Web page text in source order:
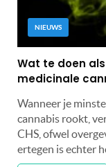
NIEUWS
Wat te doen
medicinale
Wanneer je
cannabis rookt,
CHS, ofwel
ertegen is echter